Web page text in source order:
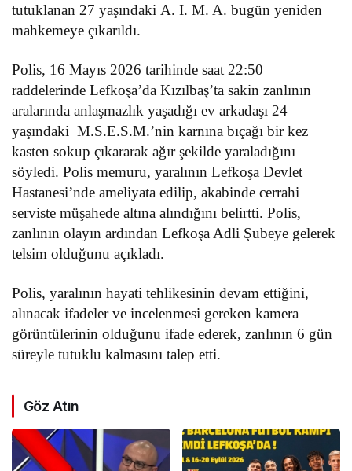
tutuklanan 27 yaşındaki A. I. M. A. bugün yeniden
mahkemeye çıkarıldı.
Polis, 16 Mayıs 2026 tarihinde saat 22:50
raddelerinde Lefkoşa’da Kızılbaş’ta sakin zanlının
aralarında anlaşmazlık yaşadığı ev arkadaşı 24
yaşındaki M.S.E.S.M.’nin karnına bıçağı bir kez
kasten sokup çıkararak ağır şekilde yaraladığını
söyledi. Polis memuru, yaralının Lefkoşa Devlet
Hastanesi’nde ameliyata edilip, akabinde cerrahi
serviste müşahede altına alındığını belirtti. Polis,
zanlının olayın ardından Lefkoşa Adli Şubeye gelerek
telsim olduğunu açıkladı.
Polis, yaralının hayati tehlikesinin devam ettiğini,
alınacak ifadeler ve incelenmesi gereken kamera
görüntülerinin olduğunu ifade ederek, zanlının 6 gün
süreyle tutuklu kalmasını talep etti.
Göz Atın